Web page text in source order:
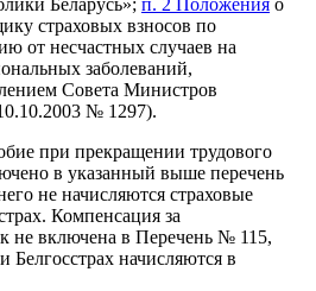
страховых взносов по
от несчастных случаев на
заболеваний,
Совета Министров
№ 1297).
при прекращении трудового
в указанный выше перечень
не начисляются страховые
Компенсация за
не включена в Перечень № 115,
начисляются в